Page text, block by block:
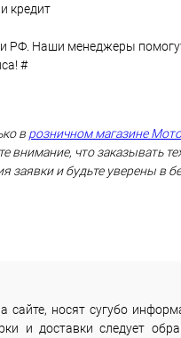
кредит
РФ. Наши менеджеры
#
врозничном магазине
внимание, что заказывать
заявки и будьте уверены в
сайте, носят сугубо
и доставки следует